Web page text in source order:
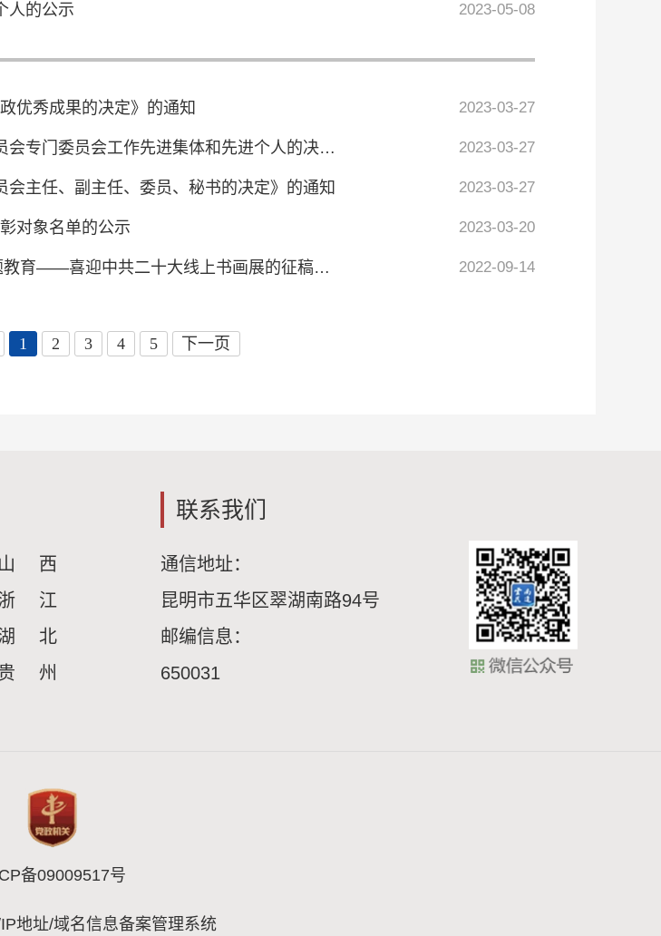
人的公示 2023-05-08
优秀成果的决定》的通知 2023-03-27
专门委员会工作先进集体和先进个人的决 2023-03-27
主任、副主任、委员、秘书的决定》的通知 2023-03-27
对象名单的公示 2023-03-20
教育——喜迎中共二十大线上书画展的征稿通 2022-09-14
1 2 3 4 5 下一页
山 西
江
北
州
联系我们
通信地址：
昆明市五华区翠湖南路94号
邮编信息：
650031
备09009517号
地址/域名信息备案管理系统